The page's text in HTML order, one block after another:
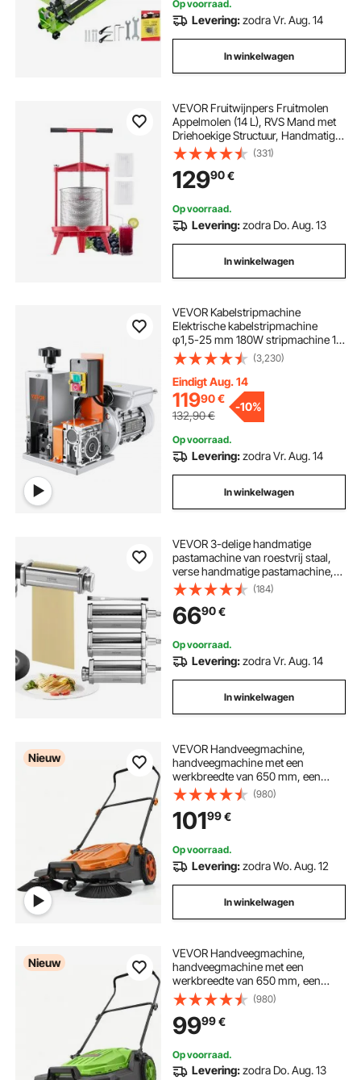
Op voorraad.
Levering:zodra Vr. Aug. 14
In winkelwagen
VEVOR Fruitwijnpers Fruitmolen
Appelmolen (14 L), RVS Mand met
Driehoekige Structuur, Handmatige
Sapcentrifuge, Handmatige
Grinder, Ciderpers Druivenpers met
T-greep voor Thuiskeuken
(331)
12990€
Op voorraad.
Levering:zodra Do. Aug. 13
In winkelwagen
VEVOR Kabelstripmachine
Elektrische kabelstripmachine
φ1,5-25 mm 180W stripmachine 18
m per minuut snelheid
Draadstripper 65Mn veerstalen
mes Ideaal voor het strippen van
koperdraad
(3,230)
Eindigt Aug. 14
11990€
132,90€
-10%
Op voorraad.
Levering:zodra Vr. Aug. 14
In winkelwagen
VEVOR 3-delige handmatige
pastamachine van roestvrij staal,
verse handmatige pastamachine,
Italiaanse machine voor vlak deeg,
pastamaker inclusief
reinigingsborstel voor spaghetti,
lasagne, etc.
(184)
6690€
Op voorraad.
Levering:zodra Vr. Aug. 14
In winkelwagen
Nieuw
VEVOR Handveegmachine,
handveegmachine met een
werkbreedte van 650 mm, een
opvangbak van 18,9 liter en een
verstelbare, inklapbare handgreep,
vloerreinigingsmachine voor erven,
looppaden, terrassen en garages –
Oranje
(980)
10199€
Op voorraad.
Levering:zodra Wo. Aug. 12
In winkelwagen
Nieuw
VEVOR Handveegmachine,
handveegmachine met een
werkbreedte van 650 mm, een
opvangbak van 18,9 liter en een
verstelbare, inklapbare handgreep,
vloerreinigingsmachine voor erven,
looppaden, terrassen en garages –
Groen
(980)
9999€
Op voorraad.
Levering:zodra Do. Aug. 13